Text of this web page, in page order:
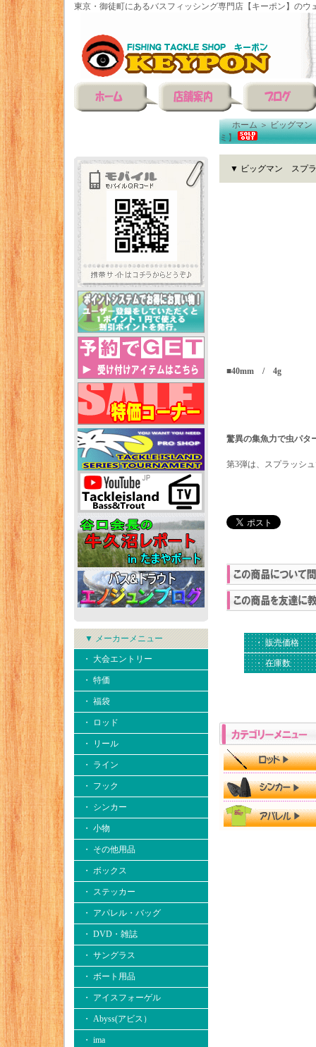
東京・御徒町にあるバスフィッシング専門店【キーポン】のウ
▼ メーカーメニュー
・ 大会エントリー
・ 特価
・ 福袋
・ ロッド
・ リール
・ ライン
・ フック
・ シンカー
・ 小物
・ その他用品
・ ボックス
・ ステッカー
・ アパレル・バッグ
・ DVD・雑誌
・ サングラス
・ ボート用品
・ アイスフォーゲル
・ Abyss(アビス）
・ ima
ホーム＞ビッグマン
ミ】
▼ ビッグマン スプラ
■40mm / 4g
驚異の集魚力で虫パタ
第3弾は、スプラッシ
・ 販売価格
・ 在庫数